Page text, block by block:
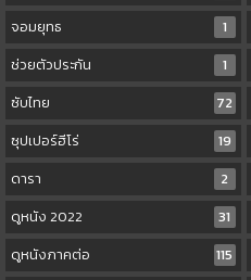
จอมยุทธ
1
ช่วยตัวประกัน
1
ซับไทย
72
ซุปเปอร์ฮีโร่
19
ดารา
2
ดูหนัง 2022
31
ดูหนังภาคต่อ
115